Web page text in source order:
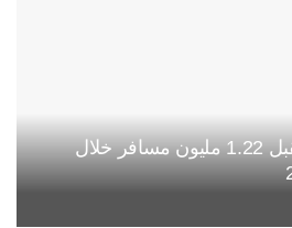
مطار الرباط-سلا يستقبل 1.22 مليون مسافر خلال